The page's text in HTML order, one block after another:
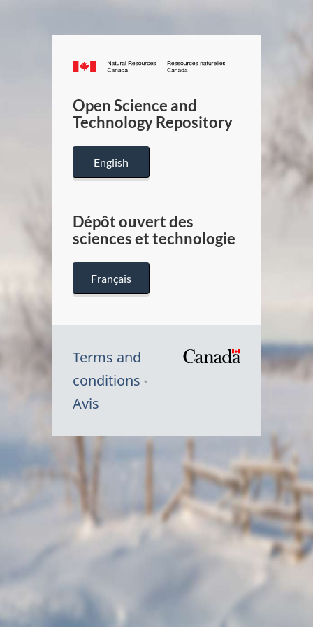
Canada.ca
/
Canada
Open Science and
Technology Repository
English
Dépôt ouvert des
sciences et technologie
Français
Terms and
conditions
Avis
Symbole
Canada